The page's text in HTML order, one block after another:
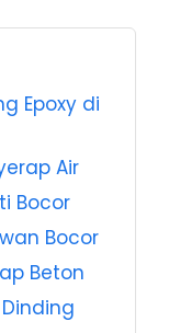
Epoxy di
Air
Bocor
Bocor
Beton